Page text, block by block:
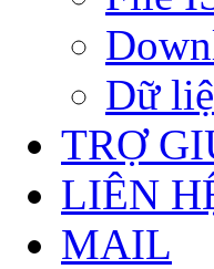
Dữ
TRỢ
LIÊN
MAIL